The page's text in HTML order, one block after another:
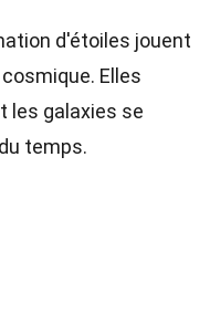
d'étoiles jouent
Elles
les galaxies se
temps.